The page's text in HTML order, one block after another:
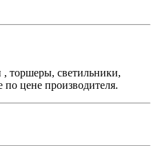
, торшеры, светильники,
цене производителя.